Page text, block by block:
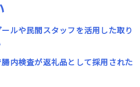
ルや民間スタッフを活用した取り
内検査が返礼品として採用された